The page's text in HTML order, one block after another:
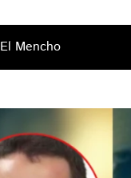
El Mencho